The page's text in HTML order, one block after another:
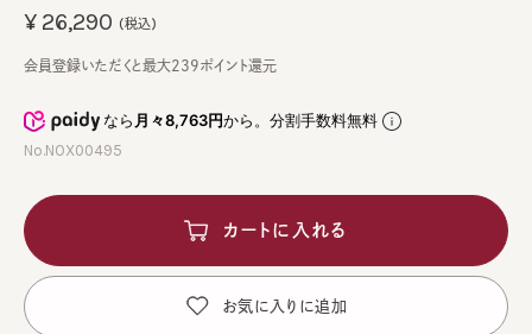
なら月々8,763円から。分割手数料無料
No.NOX00495
¥26,290 (税込)
会員登録いただくと最大239ポイント還元
カートに入れる
お気に入りに追加